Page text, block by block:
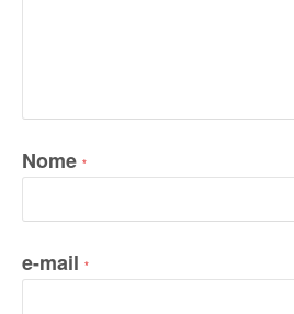
Nome *
e-mail *